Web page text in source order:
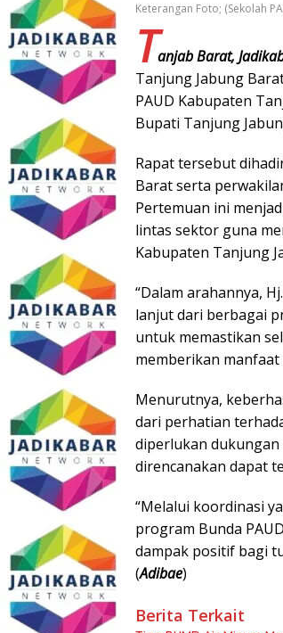
Keterangan Foto; (Sekolah
Tanjab Barat,
Tanjung Jabung
PAUD Kabupaten
Bupati Tanjung
Rapat tersebut
Barat serta
Pertemuan ini
lintas sektor guna
Kabupaten Tanjung
“Dalam arahannya,
lanjut dari berbagai
untuk memastikan
memberikan
Menurutnya,
dari perhatian
diperlukan
direncanakan dapat
“Melalui koordinasi
program Bunda
dampak positif bagi
(Adibae)
Berita Terkait